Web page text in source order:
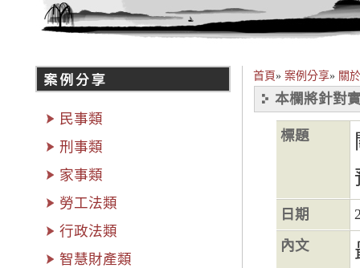
首頁» 案例分享» 關
本欄將針對
標題
日期
內文
民事類
刑事類
家事類
勞工法類
行政法類
智慧財產類